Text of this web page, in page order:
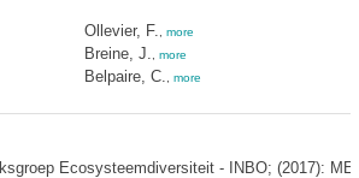
Ollevier, F. more
Breine, J. more
Belpaire, C. more
Ecosysteemdiversiteit - INBO; (2017):